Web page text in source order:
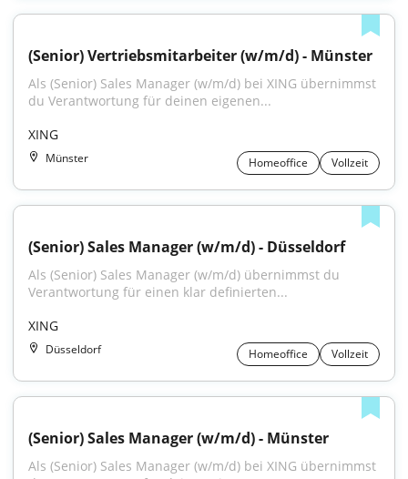
(Senior) Vertriebsmitarbeiter (w/m/d) - Münster
Als (Senior) Sales Manager (w/m/d) bei XING übernimmst
du Verantwortung für deinen eigenen...
XING
Münster Homeoffice Vollzeit
(Senior) Sales Manager (w/m/d) - Düsseldorf
Als (Senior) Sales Manager (w/m/d) übernimmst du
Verantwortung für einen klar definierten...
XING
Düsseldorf Homeoffice Vollzeit
(Senior) Sales Manager (w/m/d) - Münster
Als (Senior) Sales Manager (w/m/d) bei XING übernimmst